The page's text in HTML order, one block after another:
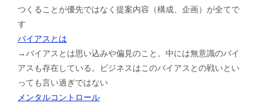
つくることが優先ではなく提案内容（構成、企画）が全てで
す
バイアスとは
→バイアスとは思い込みや偏見のこと。中には無意識のバイ
アスも存在している。ビジネスはこのバイアスとの戦いとい
っても言い過ぎではない
メンタルコントロール